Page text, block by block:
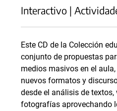
Interactivo |
Este CD de la Colección
conjunto de propuestas
medios masivos en el
nuevos formatos y
desde el análisis de textos,
fotografías aprovechando